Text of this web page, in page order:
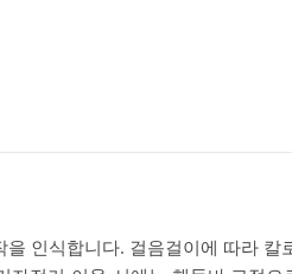
인식합니다. 걸음걸이에 따라 칼